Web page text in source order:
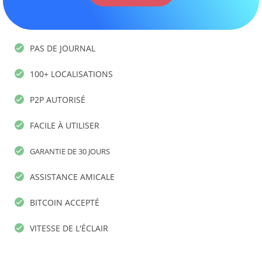
PAS DE JOURNAL
100+ LOCALISATIONS
P2P AUTORISÉ
FACILE À UTILISER
GARANTIE DE 30 JOURS
ASSISTANCE AMICALE
BITCOIN ACCEPTÉ
VITESSE DE L'ÉCLAIR